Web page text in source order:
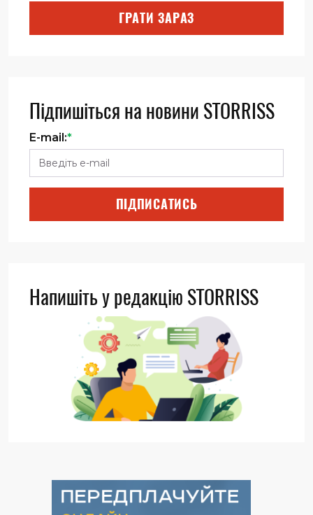
ГРАТИ ЗАРАЗ
Підпишіться на новини STORRISS
E-mail:*
ПІДПИСАТИСЬ
Напишіть у редакцію STORRISS